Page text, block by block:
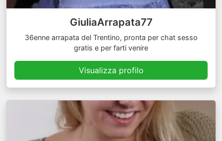
GiuliaArrapata77
36enne arrapata del Trentino, pronta per chat sesso
gratis e per farti venire
Visualizza profilo